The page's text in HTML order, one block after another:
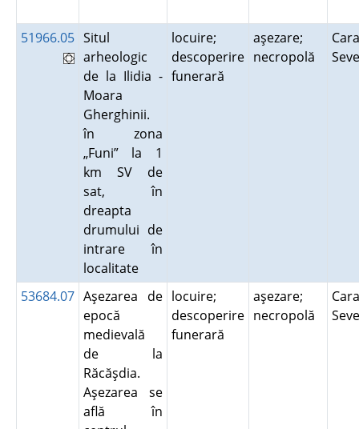
51966.05 Situl
arheologic
de la Ilidia -
Moara
Gherghinii.
în zona
„Funi” la 1
km SV de
sat, în
dreapta
drumului de
intrare în
localitate
locuire;
descoperire
funerară
aşezare;
necropolă
53684.07 Aşezarea de
epocă
medievală
de la
Răcăşdia.
Aşezarea se
află în
locuire;
descoperire
funerară
aşezare;
necropolă